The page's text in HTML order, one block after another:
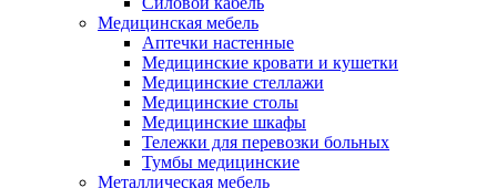
Медицинская мебель
Аптечки настенные
Медицинские кровати и кушетки
Медицинские стеллажи
Медицинские столы
Медицинские шкафы
Тележки для перевозки больных
Тумбы медицинские
Металлическая мебель